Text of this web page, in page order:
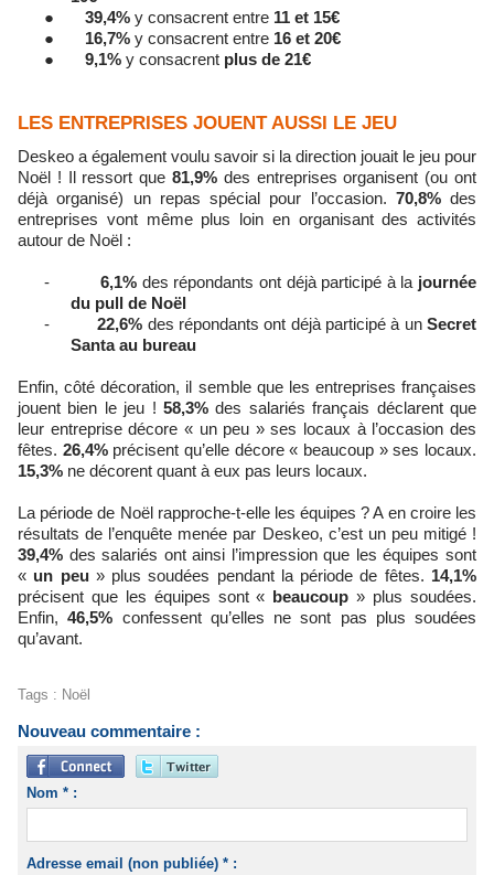
●
39,4% y consacrent entre 11 et 15€
●
16,7% y consacrent entre 16 et 20€
●
9,1% y consacrent plus de 21€
LES ENTREPRISES JOUENT AUSSI LE JEU
Deskeo a également voulu savoir si la direction jouait le jeu pour
Noël ! Il ressort que 81,9% des entreprises organisent (ou ont
déjà organisé) un repas spécial pour l’occasion. 70,8%des
entreprises vont même plus loin en organisant des activités
autour de Noël :
- 6,1% des répondants ont déjà participé à la journée
du pull de Noël
-
22,6% des répondants ont déjà participé à unSecret
Santa au bureau
Enfin, côté décoration, il semble que les entreprises françaises
jouent bien le jeu ! 58,3% des salariés français déclarent que
leur entreprise décore « un peu » ses locaux à l’occasion des
fêtes. 26,4%précisent qu’elle décore « beaucoup » ses locaux.
15,3% ne décorent quant à eux pas leurs locaux.
La période de Noël rapproche-t-elle les équipes ? A en croire les
résultats de l’enquête menée par Deskeo, c’est un peu mitigé !
39,4% des salariés ont ainsi l’impression que les équipes sont
« un peu» plus soudées pendant la période de fêtes. 14,1%
précisent que les équipes sont « beaucoup » plus soudées.
Enfin,46,5% confessent qu’elles ne sont pas plus soudées
qu’avant.
Tags : Noël
Nouveau commentaire :
Nom * :
Adresse email (non publiée) * :